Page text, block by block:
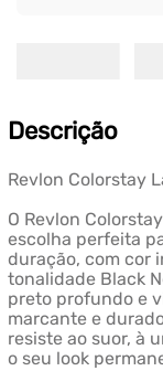
Descrição
Revlon Colorstay
O Revlon
escolha perfeita
duração, com cor
tonalidade Black
preto profundo e
marcante e
resiste ao suor, à
o seu look